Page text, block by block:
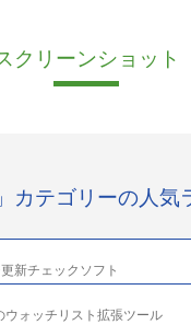
クリーンショット
カテゴリーの人気
新チェックソフト
ウォッチリスト拡張ツール